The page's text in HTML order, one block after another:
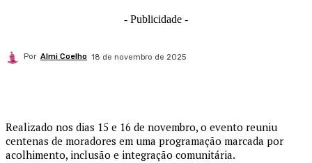
- Publicidade -
Por Almi Coelho 18 de novembro de 2025
Realizado nos dias 15 e 16 de novembro, o evento reuniu
centenas de moradores em uma programação marcada por
acolhimento, inclusão e integração comunitária.